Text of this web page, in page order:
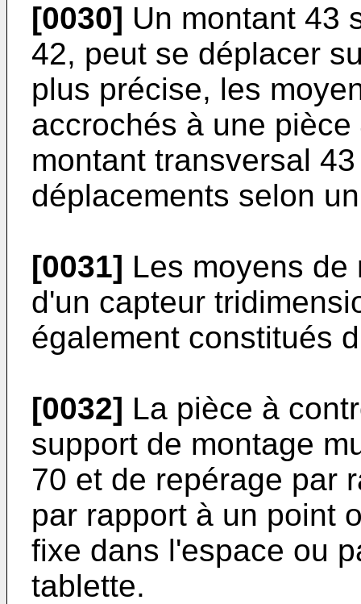
[0030] Un montant 43
42, peut se déplacer
plus précise, les
accrochés à une
montant transversal
déplacements selon
[0031] Les moyens
d'un capteur
également constitués
[0032] La pièce à
support de montage
70 et de repérage par
par rapport à un point
fixe dans l'espace ou
tablette.